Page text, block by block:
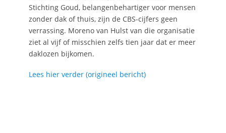
Stichting Goud, belangenbehartiger voor mensen
zonder dak of thuis, zijn de CBS-cijfers geen
verrassing. Moreno van Hulst van die organisatie
ziet al vijf of misschien zelfs tien jaar dat er meer
daklozen bijkomen.
Lees hier verder (origineel bericht)